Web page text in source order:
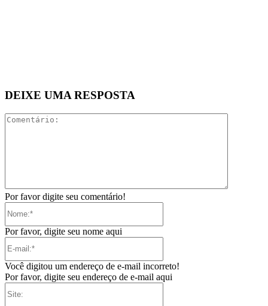
DEIXE UMA RESPOSTA
Por favor digite seu comentário!
Por favor, digite seu nome aqui
Você digitou um endereço de e-mail incorreto!
Por favor, digite seu endereço de e-mail aqui